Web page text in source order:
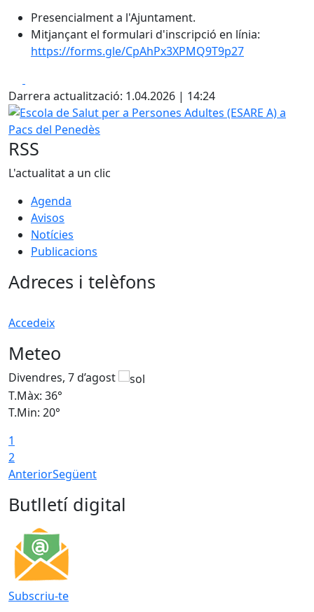
Presencialment a l'Ajuntament.
Mitjançant el formulari d'inscripció en línia:
https://forms.gle/CpAhPx3XPMQ9T9p27
Darrera actualització: 1.04.2026 | 14:24
Escola de Salut per a Persones Adultes (ESARE A) a Pacs
RSS
L'actualitat a un clic
Agenda
Avisos
Notícies
Publicacions
Adreces i telèfons
Accedeix
Meteo
Divendres, 7 d’agost
T.Màx: 36°
T.Min: 20°
1
2
AnteriorSegüent
Butlletí digital
Subscriu-te